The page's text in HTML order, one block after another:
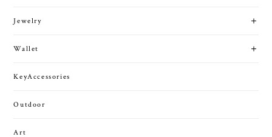
Jewelry
Wallet
KeyAccessories
Outdoor
Art